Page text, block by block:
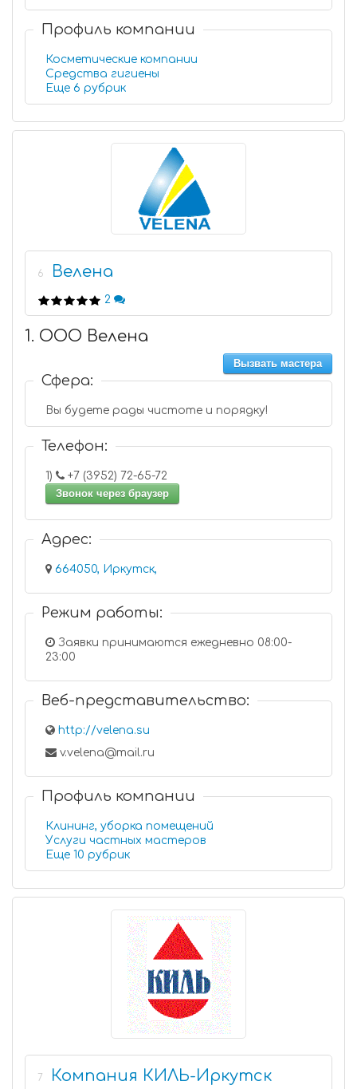
Профиль компании
Косметические компании
Средства гигиены
Еще 6 рубрик
6 Велена
2
1. ООО Велена
Вызвать мастера
Сфера:
Вы будете рады чистоте и порядку!
Телефон:
1)
+7 (3952) 72-65-72
Звонок через браузер
Адрес:
664050, Иркутск,
Режим работы:
Заявки принимаются ежедневно 08:00-
23:00
Веб-представительство:
http://velena.su
v.velena@mail.ru
Профиль компании
Клининг, уборка помещений
Услуги частных мастеров
Еще 10 рубрик
7 Компания КИЛЬ-Иркутск